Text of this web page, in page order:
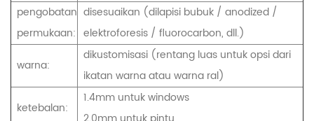
pengobatan
permukaan:
disesuaikan (dilapisi bubuk / anodized /
elektroforesis / fluorocarbon, dll.)
warna:
dikustomisasi (rentang luas untuk opsi dari
ikatan warna atau warna ral)
ketebalan:
1.4mm untuk windows